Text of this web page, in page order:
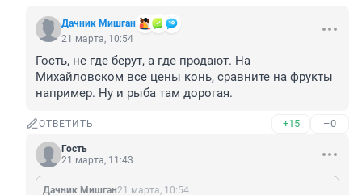
Дачник Мишган
21 марта, 10:54
Гость, не где берут, а где продают. На
Михайловском все цены конь, сравните на фрукты
например. Ну и рыба там дорогая.
ОТВЕТИТЬ +15 –0
Гость
21 марта, 11:43
Дачник Мишган21 марта, 10:54